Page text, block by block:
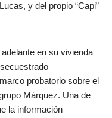
y del propio “Capi”
en su vivienda
probatorio sobre el
Márquez. Una de
la información